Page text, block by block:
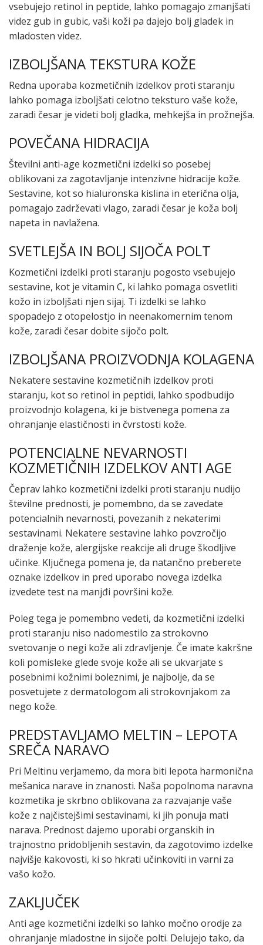
vsebujejo retinol in peptide, lahko pomagajo zmanjšati
videz gub in gubic, vaši koži pa dajejo bolj gladek in
mladosten videz.
IZBOLJŠANA TEKSTURA KOŽE
Redna uporaba kozmetičnih izdelkov proti staranju
lahko pomaga izboljšati celotno teksturo vaše kože,
zaradi česar je videti bolj gladka, mehkejša in prožnejša.
POVEČANA HIDRACIJA
Številni anti-age kozmetični izdelki so posebej
oblikovani za zagotavljanje intenzivne hidracije kože.
Sestavine, kot so hialuronska kislina in eterična olja,
pomagajo zadrževati vlago, zaradi česar je koža bolj
napeta in navlažena.
SVETLEJŠA IN BOLJ SIJOČA ​​POLT
Kozmetični izdelki proti staranju pogosto vsebujejo
sestavine, kot je vitamin C, ki lahko pomaga osvetliti
kožo in izboljšati njen sijaj. Ti izdelki se lahko
spopadejo z otopelostjo in neenakomernim tenom
kože, zaradi česar dobite sijočo polt.
IZBOLJŠANA PROIZVODNJA KOLAGENA
Nekatere sestavine kozmetičnih izdelkov proti
staranju, kot so retinol in peptidi, lahko spodbudijo
proizvodnjo kolagena, ki je bistvenega pomena za
ohranjanje elastičnosti in čvrstosti kože.
POTENCIALNE NEVARNOSTI
KOZMETIČNIH IZDELKOV ANTI AGE
Čeprav lahko kozmetični izdelki proti staranju nudijo
številne prednosti, je pomembno, da se zavedate
potencialnih nevarnosti, povezanih z nekaterimi
sestavinami. Nekatere sestavine lahko povzročijo
draženje kože, alergijske reakcije ali druge škodljive
učinke. Ključnega pomena je, da natančno preberete
oznake izdelkov in pred uporabo novega izdelka
izvedete test na manjđi površini kože.
Poleg tega je pomembno vedeti, da kozmetični izdelki
proti staranju niso nadomestilo za strokovno
svetovanje o negi kože ali zdravljenje. Če imate kakršne
koli pomisleke glede svoje kože ali se ukvarjate s
posebnimi kožnimi boleznimi, je najbolje, da se
posvetujete z dermatologom ali strokovnjakom za
nego kože.
PREDSTAVLJAMO MELTIN – LEPOTA
SREČA NARAVO
Pri Meltinu verjamemo, da mora biti lepota harmonična
mešanica narave in znanosti. Naša popolnoma naravna
kozmetika je skrbno oblikovana za razvajanje vaše
kože z najčistejšimi sestavinami, ki jih ponuja mati
narava. Prednost dajemo uporabi organskih in
trajnostno pridobljenih sestavin, da zagotovimo izdelke
najvišje kakovosti, ki so hkrati učinkoviti in varni za
vašo kožo.
ZAKLJUČEK
Anti age kozmetični izdelki so lahko močno orodje za
ohranjanje mladostne in sijoče polti. Delujejo tako, da